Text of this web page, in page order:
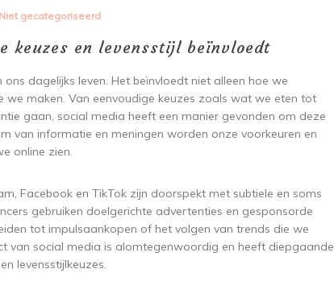
Niet gecategoriseerd
keuzes en levensstijl beïnvloedt
dagelijks leven. Het beïnvloedt niet alleen hoe we
we maken. Van eenvoudige keuzes zoals wat we eten tot
gaan, social media heeft een manier gevonden om deze
van informatie en meningen worden onze voorkeuren en
online zien.
Facebook en TikTok zijn doorspekt met subtiele en soms
gebruiken doelgerichte advertenties en gesponsorde
tot impulsaankopen of het volgen van trends die we
van social media is alomtegenwoordig en heeft diepgaande
levensstijlkeuzes.